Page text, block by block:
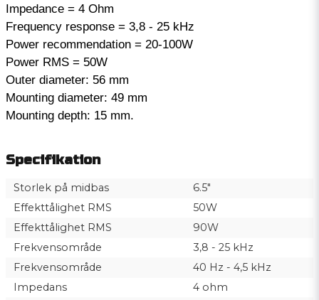
Impedance = 4 Ohm
Frequency response = 3,8 - 25 kHz
Power recommendation = 20-100W
Power RMS = 50W
Outer diameter: 56 mm
Mounting diameter: 49 mm
Mounting depth: 15 mm.
Specifikation
Storlek på midbas
6.5"
Effekttålighet RMS
50W
Effekttålighet RMS
90W
Frekvensområde
3,8 - 25 kHz
Frekvensområde
40 Hz - 4,5 kHz
Impedans
4 ohm